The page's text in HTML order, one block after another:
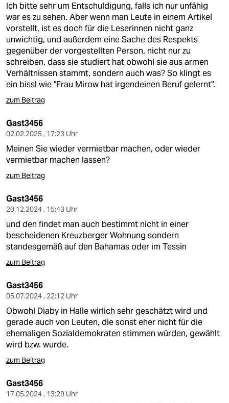
Ich bitte sehr um Entschuldigung, falls ich nur unfähig
war es zu sehen. Aber wenn man Leute in einem Artikel
vorstellt, ist es doch für die Leserinnen nicht ganz
unwichtig, und außerdem eine Sache des Respekts
gegenüber der vorgestellten Person, nicht nur zu
schreiben, dass sie studiert hat obwohl sie aus armen
Verhältnissen stammt, sondern auch was? So klingt es
ein bissl wie "Frau Mirow hat irgendeinen Beruf gelernt".
zum Beitrag
Gast3456
02.02.2025 , 17:23 Uhr
Meinen Sie wieder vermietbar machen, oder wieder
vermietbar machen lassen?
zum Beitrag
Gast3456
20.12.2024 , 15:43 Uhr
und den findet man auch bestimmt nicht in einer
bescheidenen Kreuzberger Wohnung sondern
standesgemäß auf den Bahamas oder im Tessin
zum Beitrag
Gast3456
05.07.2024 , 22:12 Uhr
Obwohl Diaby in Halle wirlich sehr geschätzt wird und
gerade auch von Leuten, die sonst eher nicht für die
ehemaligen Sozialdemokraten stimmen würden, gewählt
wird bzw. wurde.
zum Beitrag
Gast3456
17.05.2024 , 13:29 Uhr